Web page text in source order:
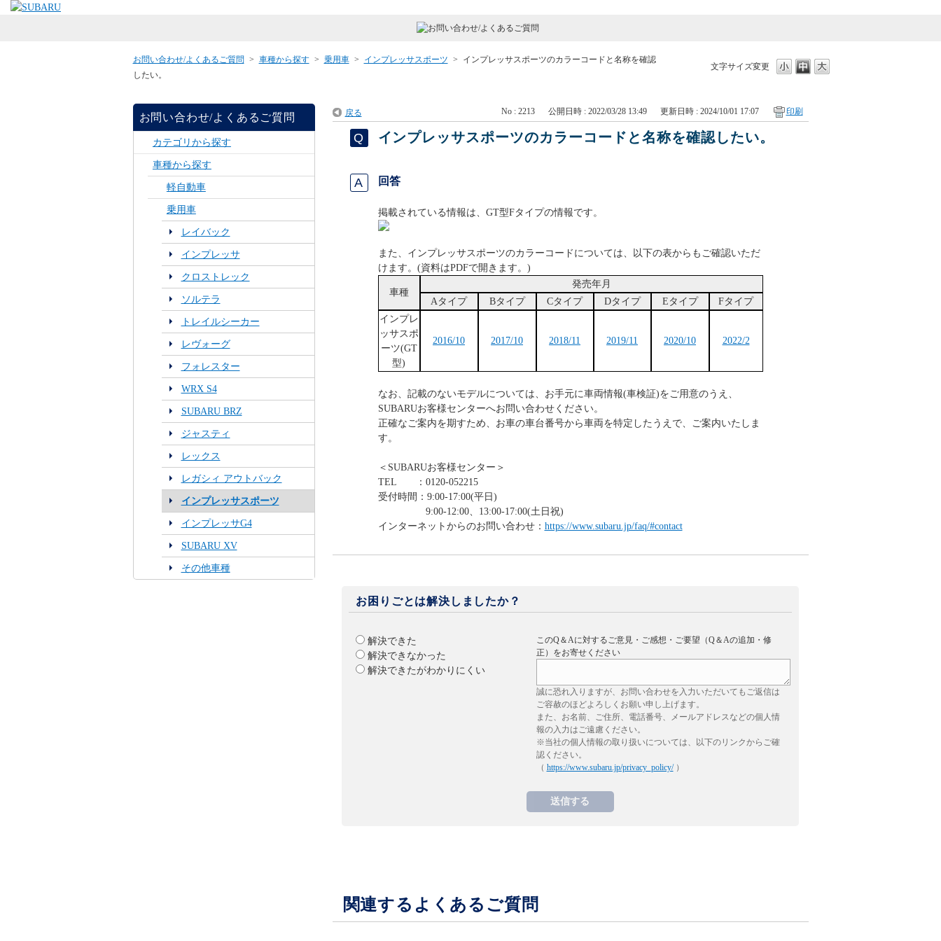
文字サイズ変更
お問い合わせ/よくあるご質問 > 車種から探す > 乗用車 > インプレッサスポーツ >
インプレッサスポーツのカラーコードと名称を確認
したい。
お問い合わせ/よくあるご質問
カテゴリから探す
車種から探す
軽自動車
乗用車
レイバック
インプレッサ
クロストレック
ソルテラ
トレイルシーカー
レヴォーグ
フォレスター
WRX S4
SUBARU BRZ
ジャスティ
レックス
レガシィ アウトバック
インプレッサスポーツ
インプレッサG4
SUBARU XV
その他車種
戻る No : 2213 公開日時 : 2022/03/28 13:49 更新日時 : 2024/10/01 17:07 印刷
インプレッサスポーツのカラーコードと名称を確認したい。
回答
掲載されている情報は、GT型Fタイプの情報です。
また、インプレッサスポーツのカラーコードについては、以下の表からもご確認いただ
けます。(資料はPDFで開きます。)
車種
発売年月
Aタイプ
Bタイプ Cタイプ Dタイプ Eタイプ
Fタイプ
インプレ
ッサスポ
ーツ(GT
型)
2016/10 2017/10 2018/11 2019/11 2020/10 2022/2
なお、記載のないモデルについては、お手元に車両情報(車検証)をご用意のうえ、
SUBARUお客様センターへお問い合わせください。
正確なご案内を期すため、お車の車台番号から車両を特定したうえで、ご案内いたしま
す。
＜SUBARUお客様センター＞
TEL ：0120-052215
受付時間：9:00-17:00(平日)
9:00-12:00、13:00-17:00(土日祝)
インターネットからのお問い合わせ： https://www.subaru.jp/faq/#contact
お困りごとは解決しましたか？
解決できた
解決できなかった
解決できたがわかりにくい
このQ＆Aに対するご意見・ご感想・ご要望（Q＆Aの追加・修
正）をお寄せください
誠に恐れ入りますが、お問い合わせを入力いただいてもご返信は
ご容赦のほどよろしくお願い申し上げます。
また、お名前、ご住所、電話番号、メールアドレスなどの個人情
報の入力はご遠慮ください。
※当社の個人情報の取り扱いについては、以下のリンクからご確
認ください。
（ https://www.subaru.jp/privacy_policy/）
関連するよくあるご質問